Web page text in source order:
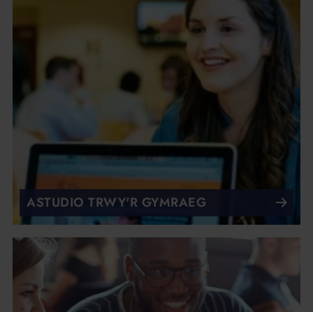
ASTUDIO TRWY'R GYMRAEG